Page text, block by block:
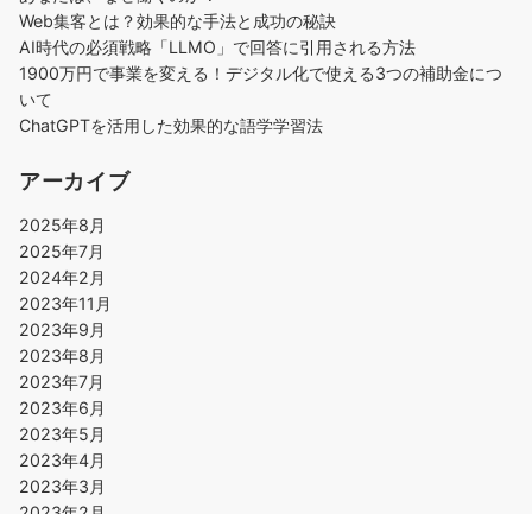
Web集客とは？効果的な手法と成功の秘訣
AI時代の必須戦略「LLMO」で回答に引用される方法
1900万円で事業を変える！デジタル化で使える3つの補助金につ
いて
ChatGPTを活用した効果的な語学学習法
アーカイブ
2025年8月
2025年7月
2024年2月
2023年11月
2023年9月
2023年8月
2023年7月
2023年6月
2023年5月
2023年4月
2023年3月